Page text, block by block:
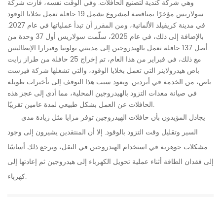
وهي شركة كندية لتصنيع الحافلات. وفي الوقت نفسه، فازت شركة
سولاريس مؤخرًا بمناقصة لمشروع يشمل 19 حافلة تعمل بخلايا الوقود
في مدينة كريفيلد الألمانية، ومن المقرر أن تبدأ عملياتها في عام 2027.
بالإضافة إلى ذلك، في عام 2025، سلّمت سولاريس أول 37 وحدة من
أصل 137 حافلة تعمل بالهيدروجين إلى مدينتي بولونيا وفيرارا الإيطاليتين.
مع ذلك، في فبراير من هذا العام، تم إخراج 25 حافلة من طراز رايت
باص هيدرولاينر التي تعمل بخلايا الوقود، والتي تشغلها شركة فيرست
باص، من الخدمة في أبردين. ويعود سبب هذا التوقف إلى تأخيرات طويلة
في صيانة معدات التزود بالهيدروجين المحلية، مما أدى إلى عجز هذه
الحافلات عن العمل بشكل طبيعي لمدة عامين تقريبًا.
يجادل المؤيدون بأن حافلات الهيدروجين توفر مزايا مثل زيادة مدى
السير وتقليل وقت التزود بالوقود. إلا أن المنتقدين يشيرون إلى وجود
مشكلات جوهرية في استخدام الهيدروجين في النقل، ويرجع ذلك أساسًا
إلى فقدان الطاقة أثناء عملية تحويل الكهرباء إلى هيدروجين ثم إعادتها إلى
كهرباء.